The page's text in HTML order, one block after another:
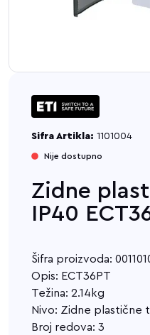
Sifra Artikla: 1101004
Nije dostupno
Zidne
IP40
Šifra proizvoda:
Opis: ECT36PT
Težina: 2.14kg
Nivo: Zidne plastične
Broj redova: 3